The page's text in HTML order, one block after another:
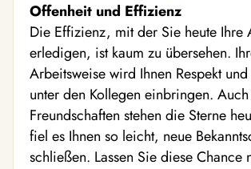
Offenheit und Effizienz
Die Effizienz, mit der Sie heute Ihre
erledigen, ist kaum zu übersehen.
Arbeitsweise wird Ihnen Respekt
unter den Kollegen einbringen.
Freundschaften stehen die Sterne
fiel es Ihnen so leicht, neue
schließen. Lassen Sie diese Chance